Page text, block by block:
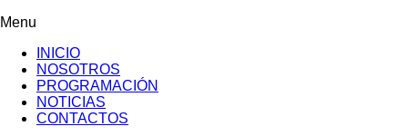
Menu
INICIO
NOSOTROS
PROGRAMACIÓN
NOTICIAS
CONTACTOS